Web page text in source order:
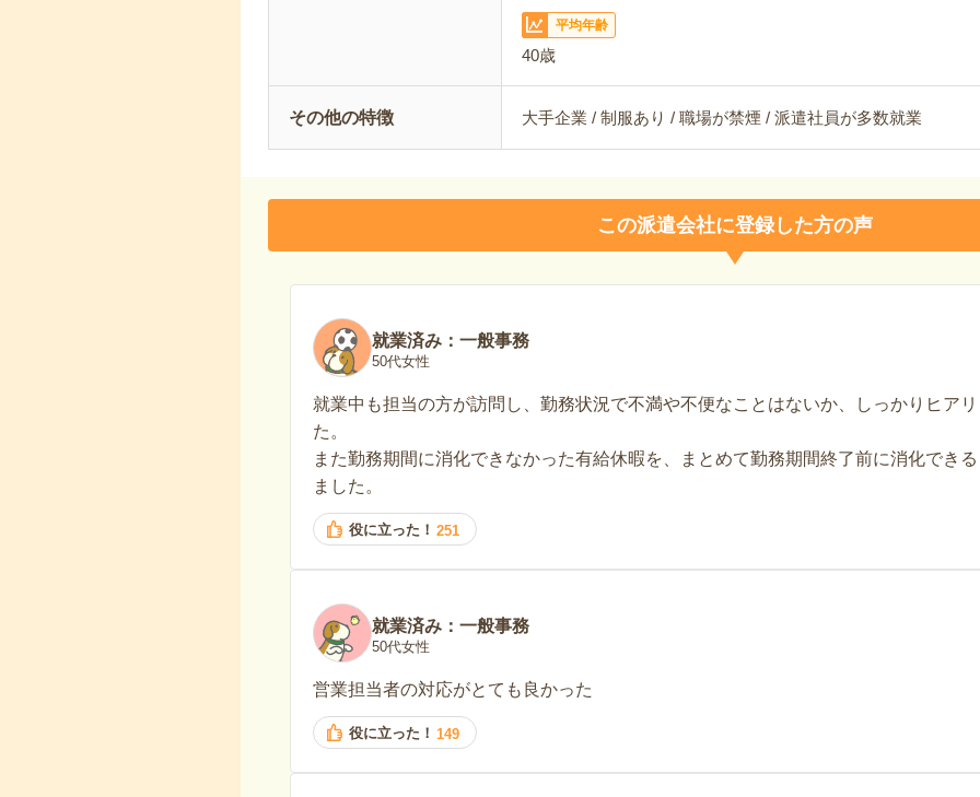
平均年齢
40歳
その他の特徴 大手企業 / 制服あり / 職場が禁煙 / 派遣社員が多数就業
この派遣会社に登録した方の声
就業済み：一般事務
50代女性
就業中も担当の方が訪問し、勤務状況で不満や不便なことはないか、しっかりヒア
た。
また勤務期間に消化できなかった有給休暇を、まとめて勤務期間終了前に消化でき
ました。
役に立った！ 251
就業済み：一般事務
50代女性
営業担当者の対応がとても良かった
役に立った！ 149